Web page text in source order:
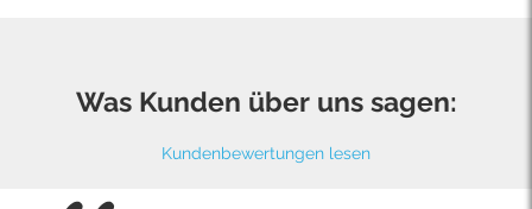
Was Kunden über uns sagen:
Kundenbewertungen lesen